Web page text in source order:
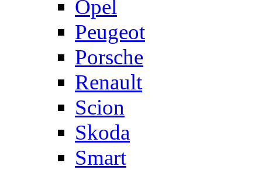
Opel
Peugeot
Porsche
Renault
Scion
Skoda
Smart